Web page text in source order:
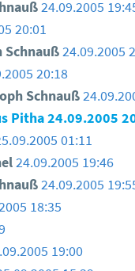
24.09.2005
20:01
Schnauß24.09.2005
20:18
Schnauß
Pitha24.09.2005
01:11
24.09.2005 19:46
24.09.2005
18:35
19:00